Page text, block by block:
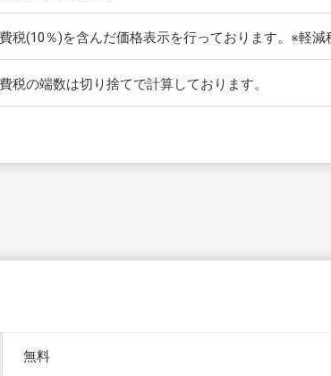
税(10％)を含んだ価格表示を行っております。※軽
税の端数は切り捨てで計算しております。
無料